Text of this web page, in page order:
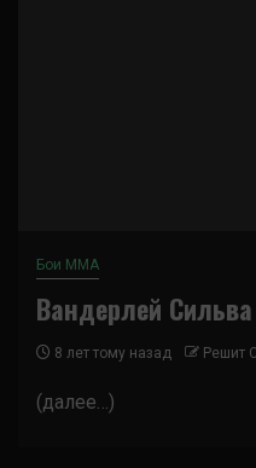
Бои ММА
Вандерлей
8 лет тому назад Решит
(далее…)